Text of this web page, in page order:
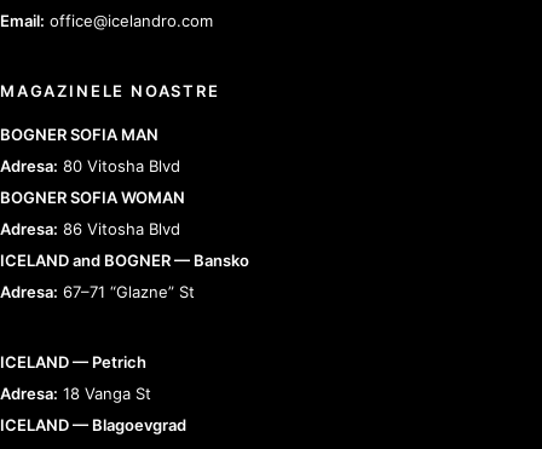
Email: office@icelandro.com
MAGAZINELE NOASTRE
BOGNER SOFIA MAN
Adresa: 80 Vitosha Blvd
BOGNER SOFIA WOMAN
Adresa: 86 Vitosha Blvd
ICELAND and BOGNER — Bansko
Adresa: 67–71 “Glazne” St
ICELAND — Petrich
Adresa: 18 Vanga St
ICELAND — Blagoevgrad